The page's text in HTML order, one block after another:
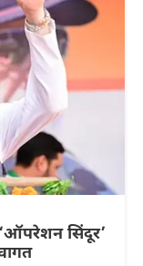
सिंदूर’